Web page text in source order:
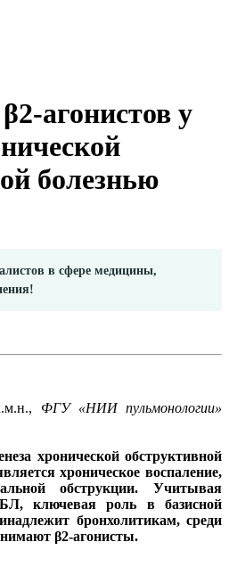
агонистов у
болезнью
в сфере медицины,
ФГУ «НИИ пульмонологии»
хронической обструктивной
хроническое воспаление,
обструкции. Учитывая
ключевая роль в базисной
бронхолитикам, среди
β2-агонисты.